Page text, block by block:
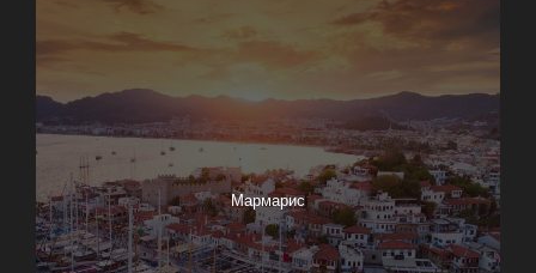
Мармарис